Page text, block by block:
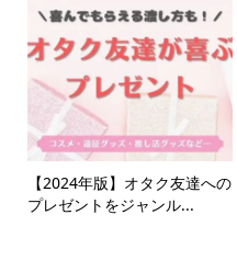
【2024年版】オタク友達への
プレゼントをジャンル...